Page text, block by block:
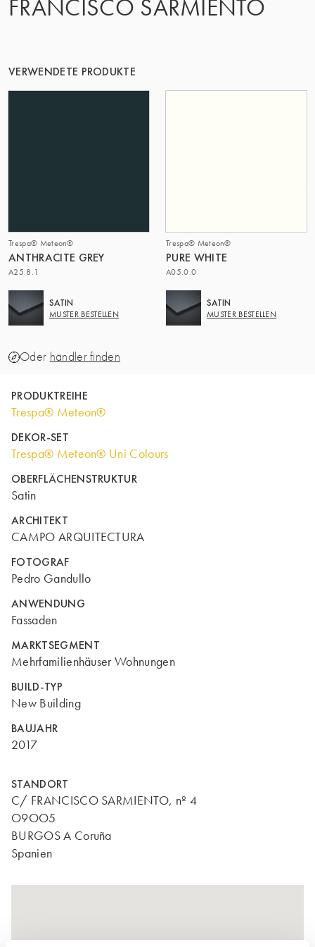
FRANCISCO SARMIENTO
VERWENDETE PRODUKTE
Trespa® Meteon®
ANTHRACITE GREY
A25.8.1
SATIN
MUSTER BESTELLEN
Trespa® Meteon®
PURE WHITE
A05.0.0
SATIN
MUSTER BESTELLEN
Oder händler finden
PRODUKTREIHE
Trespa® Meteon®
DEKOR-SET
Trespa® Meteon® Uni Colours
OBERFLÄCHENSTRUKTUR
Satin
ARCHITEKT
CAMPO ARQUITECTURA
FOTOGRAF
Pedro Gandullo
ANWENDUNG
Fassaden
MARKTSEGMENT
Mehrfamilienhäuser Wohnungen
BUILD-TYP
New Building
BAUJAHR
2017
STANDORT
C/ FRANCISCO SARMIENTO, nº 4
O9OO5
BURGOS A Coruña
Spanien